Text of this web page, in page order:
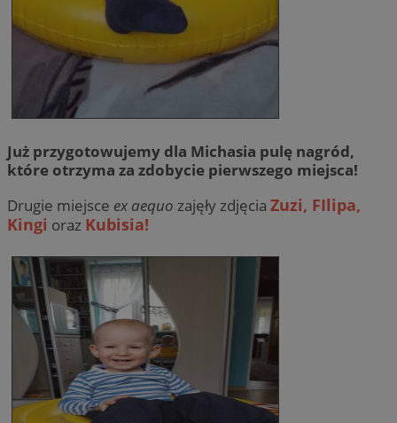
Już przygotowujemy dla Michasia pulę nagród,
które otrzyma za zdobycie pierwszego miejsca!
Drugie miejsce ex aequo zajęły zdjęcia Zuzi, FIlipa,
Kingi oraz Kubisia!